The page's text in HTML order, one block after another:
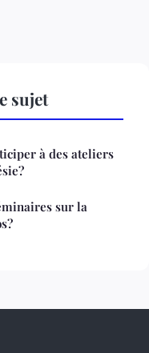
sujet
à des ateliers
sur la